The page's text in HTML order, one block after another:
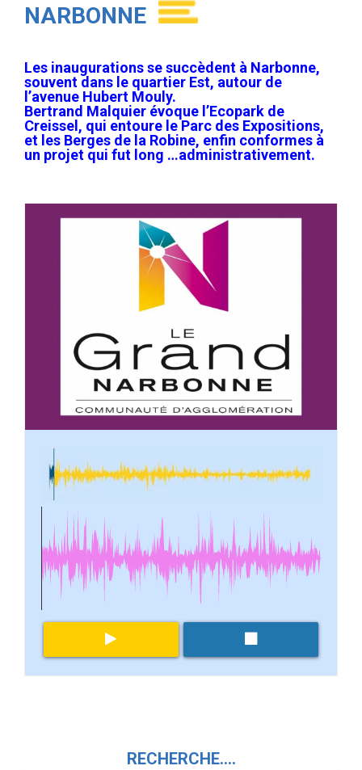
NARBONNE
Les inaugurations se succèdent à Narbonne,
souvent dans le quartier Est, autour de
l’avenue Hubert Mouly.
Bertrand Malquier évoque l’Ecopark de
Creissel, qui entoure le Parc des Expositions,
et les Berges de la Robine, enfin conformes à
un projet qui fut long …administrativement.
RECHERCHE….